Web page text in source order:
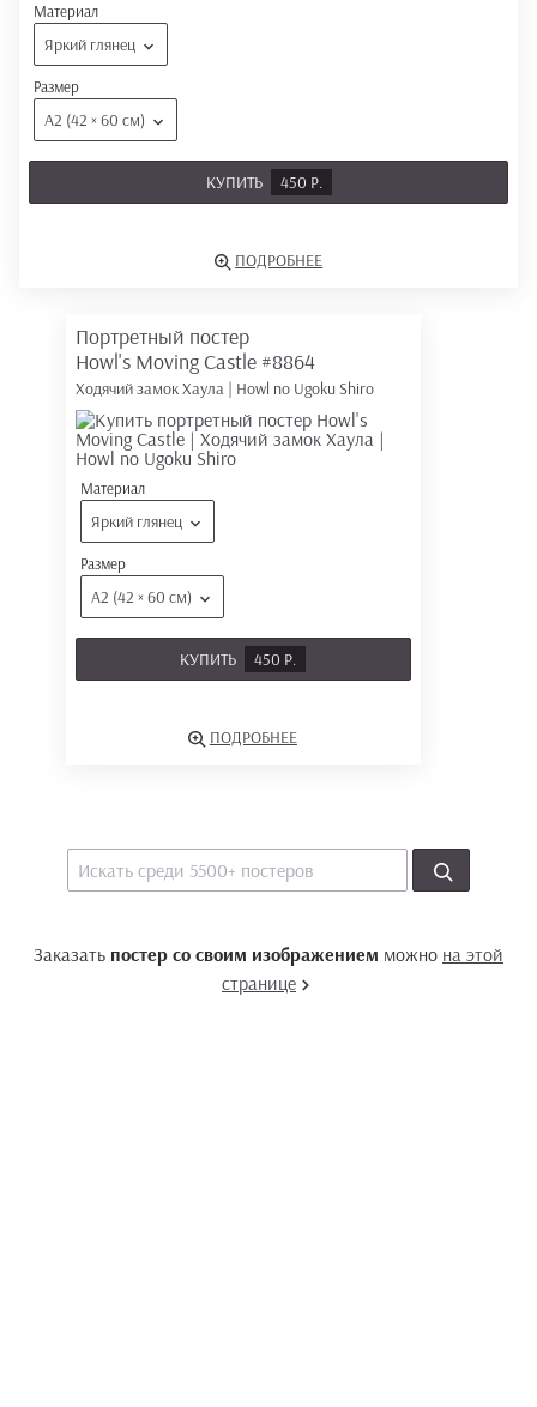
Материал
Яркий глянец
Размер
А2 (42 × 60 см)
КУПИТЬ 450 Р.
ПОДРОБНЕЕ
Портретный постер
Howl's Moving Castle #8864
Ходячий замок Хаула | Howl no Ugoku Shiro
Материал
Яркий глянец
Размер
А2 (42 × 60 см)
КУПИТЬ 450 Р.
ПОДРОБНЕЕ
Заказать постер со своим изображением можно на этой
странице